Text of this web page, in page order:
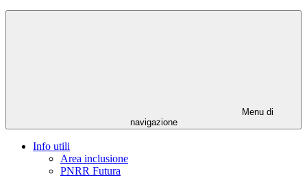
Menu di
navigazione
Info utili
Area inclusione
PNRR Futura